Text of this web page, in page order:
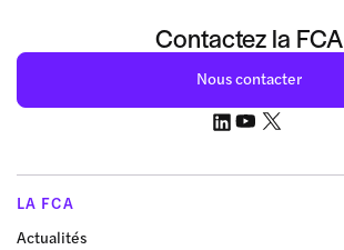
Contactez la FCA
Nous contacter
LA FCA
Actualités